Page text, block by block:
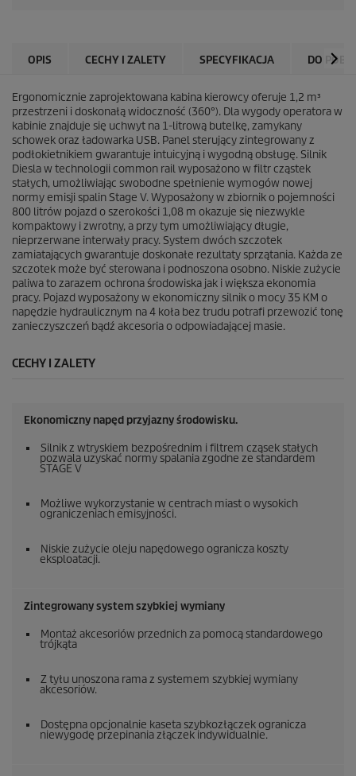
OPIS CECHY I ZALETY SPECYFIKACJA DO
Ergonomicznie zaprojektowana kabina kierowcy oferuje 1,2 m³
przestrzeni i doskonałą widoczność (360°). Dla wygody operatora w
kabinie znajduje się uchwyt na 1-litrową butelkę, zamykany
schowek oraz ładowarka USB. Panel sterujący zintegrowany z
podłokietnikiem gwarantuje intuicyjną i wygodną obsługę. Silnik
Diesla w technologii common rail wyposażono w filtr cząstek
stałych, umożliwiając swobodne spełnienie wymogów nowej
normy emisji spalin Stage V. Wyposażony w zbiornik o pojemności
800 litrów pojazd o szerokości 1,08 m okazuje się niezwykle
kompaktowy i zwrotny, a przy tym umożliwiający długie,
nieprzerwane interwały pracy. System dwóch szczotek
zamiatających gwarantuje doskonałe rezultaty sprzątania. Każda ze
szczotek może być sterowana i podnoszona osobno. Niskie zużycie
paliwa to zarazem ochrona środowiska jak i większa ekonomia
pracy. Pojazd wyposażony w ekonomiczny silnik o mocy 35 KM o
napędzie hydraulicznym na 4 koła bez trudu potrafi przewozić tonę
zanieczyszczeń bądź akcesoria o odpowiadającej masie.
CECHY I ZALETY
Ekonomiczny napęd przyjazny środowisku.
Silnik z wtryskiem bezpośrednim i filtrem cząsek stałych
pozwala uzyskać normy spalania zgodne ze standardem
STAGE V
Możliwe wykorzystanie w centrach miast o wysokich
ograniczeniach emisyjności.
Niskie zużycie oleju napędowego ogranicza koszty
eksploatacji.
Zintegrowany system szybkiej wymiany
Montaż akcesoriów przednich za pomocą standardowego
trójkąta
Z tyłu unoszona rama z systemem szybkiej wymiany
akcesoriów.
Dostępna opcjonalnie kaseta szybkozłączek ogranicza
niewygodę przepinania złączek indywidualnie.